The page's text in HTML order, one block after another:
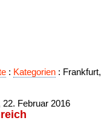
: Kategorien :
22. Februar 2016